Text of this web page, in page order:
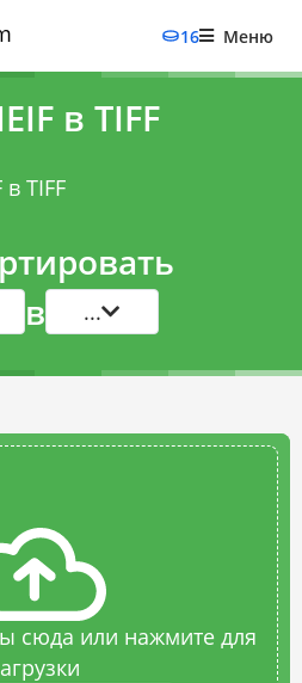
16 Меню
в TIFF
TIFF
в ...
сюда или нажмите для